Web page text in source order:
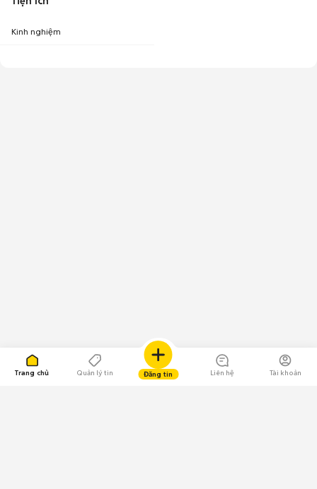
Trang chủ Quản lý tin Đăng tin Liên hệ Tài khoản
Kinh nghiệm